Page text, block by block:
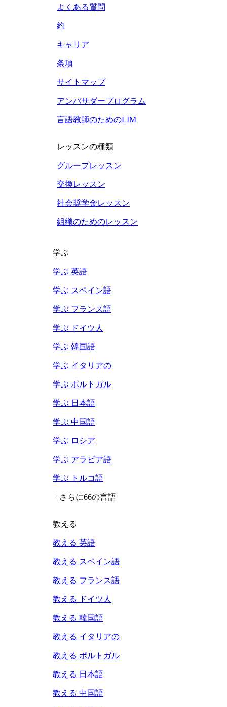
よくある質問
約
キャリア
条項
サイトマップ
アンバサダープログラム
言語教師のためのLIM
レッスンの種類
グループレッスン
交換レッスン
社会奨学金レッスン
組織のためのレッスン
学ぶ
学ぶ 英語
学ぶ スペイン語
学ぶ フランス語
学ぶ ドイツ人
学ぶ 韓国語
学ぶ イタリアの
学ぶ ポルトガル
学ぶ 日本語
学ぶ 中国語
学ぶ ロシア
学ぶ アラビア語
学ぶ トルコ語
+ さらに66の言語
教える
教える 英語
教える スペイン語
教える フランス語
教える ドイツ人
教える 韓国語
教える イタリアの
教える ポルトガル
教える 日本語
教える 中国語